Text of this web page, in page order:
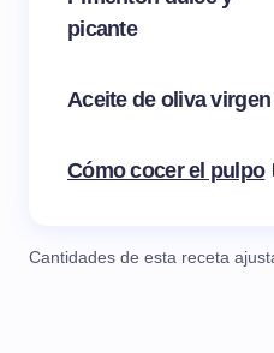
picante
Aceite de oliva
Cómo cocer el pulpo
Cantidades de esta receta